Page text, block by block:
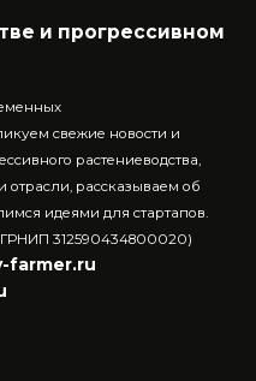
и прогрессивном
свежие новости и
растениеводства,
рассказываем об
идеями для стартапов.
312590434800020)
farmer.ru